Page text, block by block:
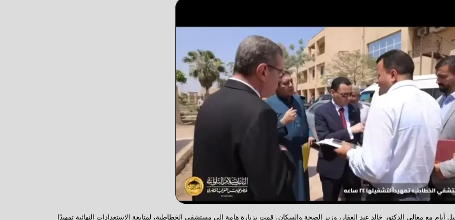
أيام مع معالي الدكتور خالد عبد الغفار، وزير الصحة والسكان، قمت بزيارة هامة إلى مستشفى الخطاطبة، لمتابعة الاستعدادات النهائية تمهيدًا